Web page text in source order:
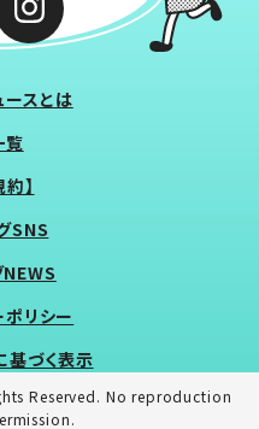
ースとは
覧
】
SNS
リシー
基づく表示
Reserved. No reproduction